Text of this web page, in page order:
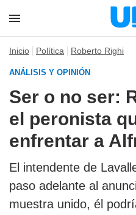
Inicio Política Roberto Righi
ANÁLISIS Y OPINIÓN
Ser o no ser:
el peronista
enfrentar a
El intendente de
paso adelante al
muestra unido, él